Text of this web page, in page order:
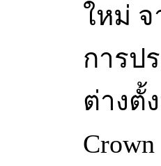
ใหม่ จ
การป
ต่างตั้